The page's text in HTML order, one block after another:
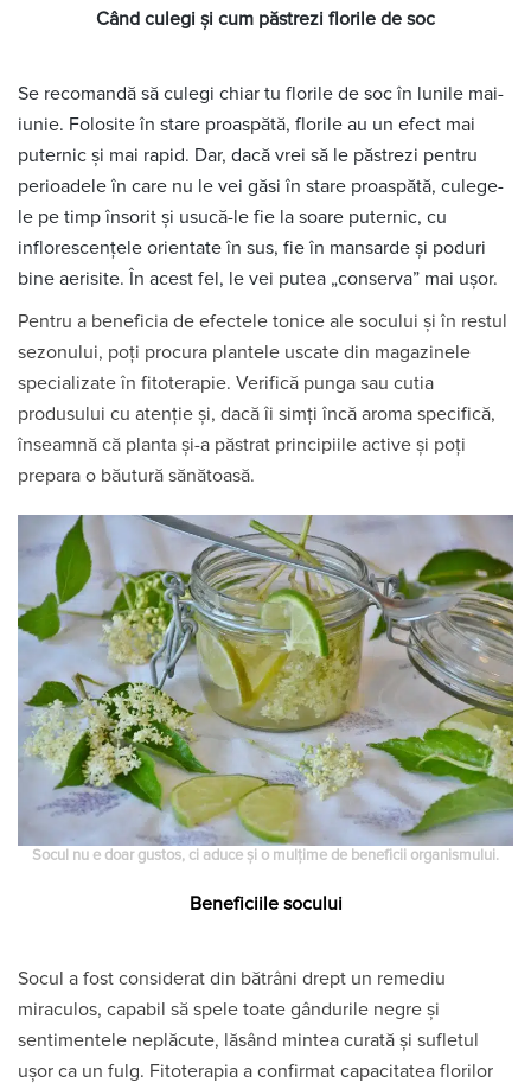
Când culegi şi cum păstrezi florile de soc
Se recomandă să culegi chiar tu florile de soc în lunile mai-
iunie. Folosite în stare proaspătă, florile au un efect mai
puternic şi mai rapid. Dar, dacă vrei să le păstrezi pentru
perioadele în care nu le vei găsi în stare proaspătă, culege-
le pe timp însorit şi usucă-le fie la soare puternic, cu
inflorescențele orientate în sus, fie în mansarde şi poduri
bine aerisite. În acest fel, le vei putea „conserva” mai uşor.
Pentru a beneficia de efectele tonice ale socului şi în restul
sezonului, poţi procura plantele uscate din magazinele
specializate în fitoterapie. Verifică punga sau cutia
produsului cu atenţie şi, dacă îi simţi încă aroma specifică,
înseamnă că planta şi-a păstrat principiile active şi poţi
prepara o băutură sănătoasă.
Socul nu e doar gustos, ci aduce și o mulțime de beneficii organismului.
Beneficiile socului
Socul a fost considerat din bătrâni drept un remediu
miraculos, capabil să spele toate gândurile negre şi
sentimentele neplăcute, lăsând mintea curată şi sufletul
uşor ca un fulg. Fitoterapia a confirmat capacitatea florilor